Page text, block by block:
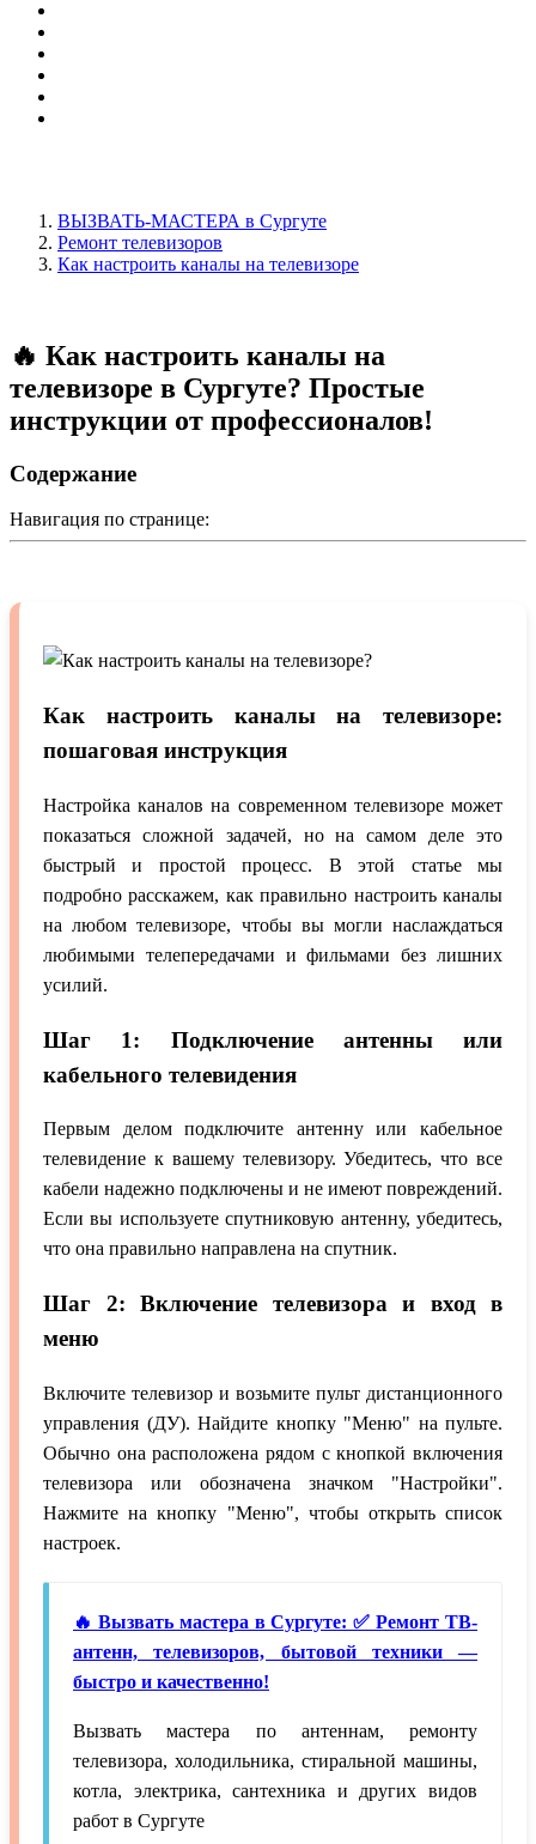
ВЫЗВАТЬ-МАСТЕРА в Сургуте
Ремонт телевизоров
Как настроить каналы на телевизоре
🔥 Как настроить каналы на
телевизоре в Сургуте? Простые
инструкции от профессионалов!
Содержание
Навигация по странице:
Как настроить каналы на телевизоре:
пошаговая инструкция
Настройка каналов на современном телевизоре может
показаться сложной задачей, но на самом деле это
быстрый и простой процесс. В этой статье мы
подробно расскажем, как правильно настроить каналы
на любом телевизоре, чтобы вы могли наслаждаться
любимыми телепередачами и фильмами без лишних
усилий.
Шаг 1: Подключение антенны или
кабельного телевидения
Первым делом подключите антенну или кабельное
телевидение к вашему телевизору. Убедитесь, что все
кабели надежно подключены и не имеют повреждений.
Если вы используете спутниковую антенну, убедитесь,
что она правильно направлена на спутник.
Шаг 2: Включение телевизора и вход в
меню
Включите телевизор и возьмите пульт дистанционного
управления (ДУ). Найдите кнопку "Меню" на пульте.
Обычно она расположена рядом с кнопкой включения
телевизора или обозначена значком "Настройки".
Нажмите на кнопку "Меню", чтобы открыть список
настроек.
🔥 Вызвать мастера в Сургуте: ✅ Ремонт ТВ-
антенн, телевизоров, бытовой техники —
быстро и качественно!
Вызвать мастера по антеннам, ремонту
телевизора, холодильника, стиральной машины,
котла, электрика, сантехника и других видов
работ в Сургуте